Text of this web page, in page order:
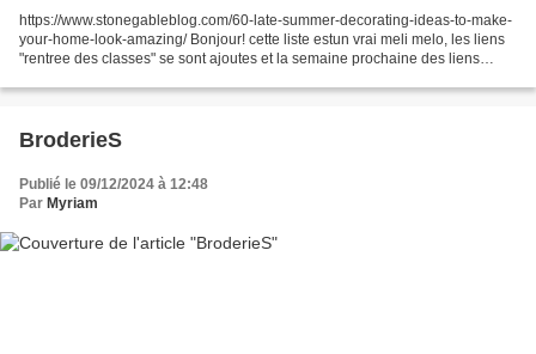
https://www.stonegableblog.com/60-late-summer-decorating-ideas-to-make-
your-home-look-amazing/ Bonjour! cette liste estun vrai meli melo, les liens
"rentree des classes" se sont ajoutes et la semaine prochaine des liens
BroderieS
Publié le 09/12/2024 à 12:48
Par Myriam